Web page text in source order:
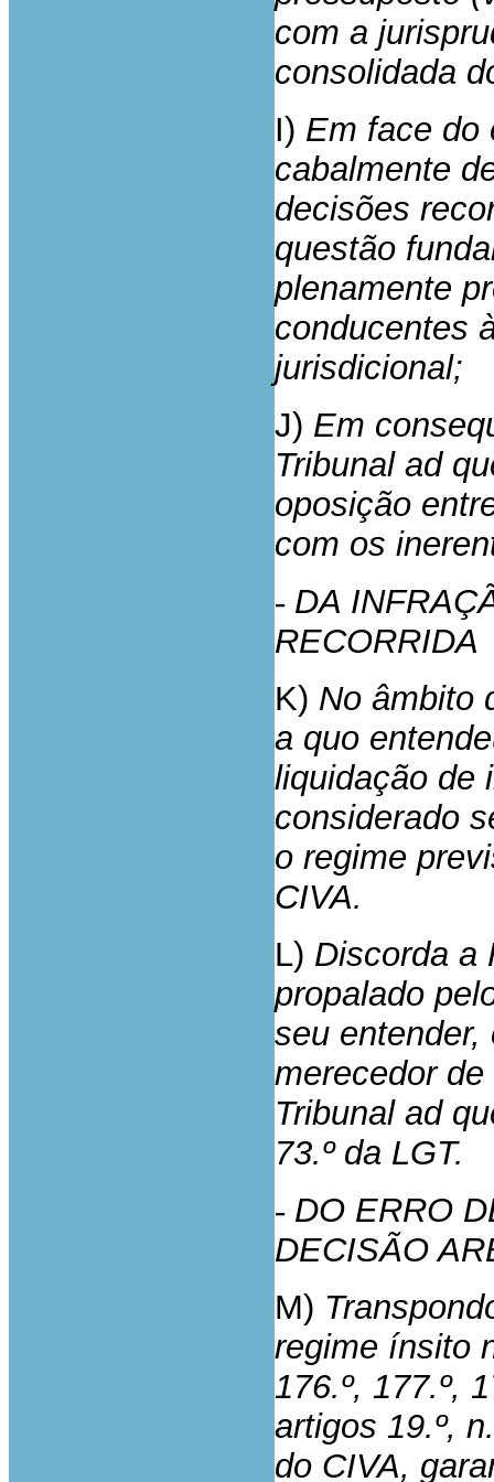
com a
consolidada
I) Em face do
cabalmente
decisões
questão
plenamente
conducentes
jurisdicional;
J) Em
Tribunal ad
oposição
com os
- DA
RECORRIDA
K) No âmbito
a quo
liquidação de
considerado
o regime
CIVA.
L) Discorda a
propalado
seu
merecedor
Tribunal ad
73.º da LGT.
- DO ERRO
DECISÃO
M)
regime ínsito
176.º, 177.º,
artigos 19.º,
do CIVA,